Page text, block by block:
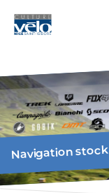
Navigation stock